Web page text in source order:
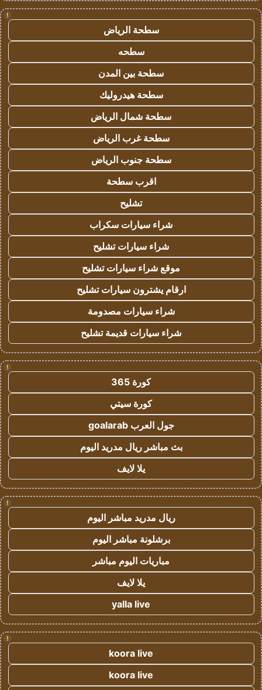
!
سطحة الرياض
سطحه
سطحة بين المدن
سطحة هيدروليك
سطحة شمال الرياض
سطحة غرب الرياض
سطحة جنوب الرياض
اقرب سطحة
تشليح
شراء سيارات سكراب
شراء سيارات تشليح
موقع شراء سيارات تشليح
ارقام يشترون سيارات تشليح
شراء سيارات مصدومة
شراء سيارات قديمة تشليح
!
كورة 365
كورة سيتي
جول العرب goalarab
بث مباشر ريال مدريد اليوم
يلا لايف
!
ريال مدريد مباشر اليوم
برشلونة مباشر اليوم
مباريات اليوم مباشر
يلا لايف
yalla live
!
koora live
koora live